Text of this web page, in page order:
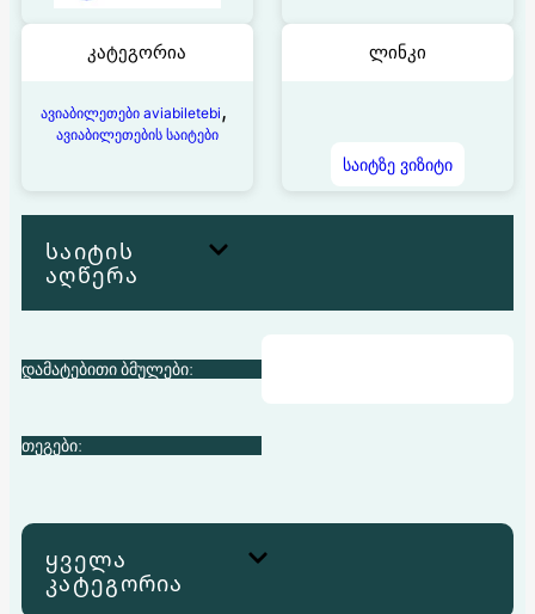
კატეგორია
ავიაბილეთები aviabiletebi
ავიაბილეთების საიტები
ლინკი
საიტზე ვიზიტი
საიტის
აღწერა
დამატებითი ბმულები:
თეგები:
ყველა
კატეგორია